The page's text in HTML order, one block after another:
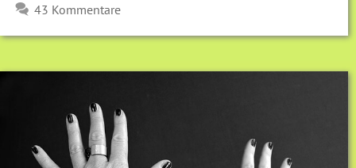
43 Kommentare